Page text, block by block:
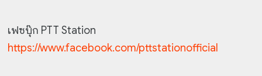
เฟซบุ๊ก PTT Station
https://www.facebook.com/pttstationofficial